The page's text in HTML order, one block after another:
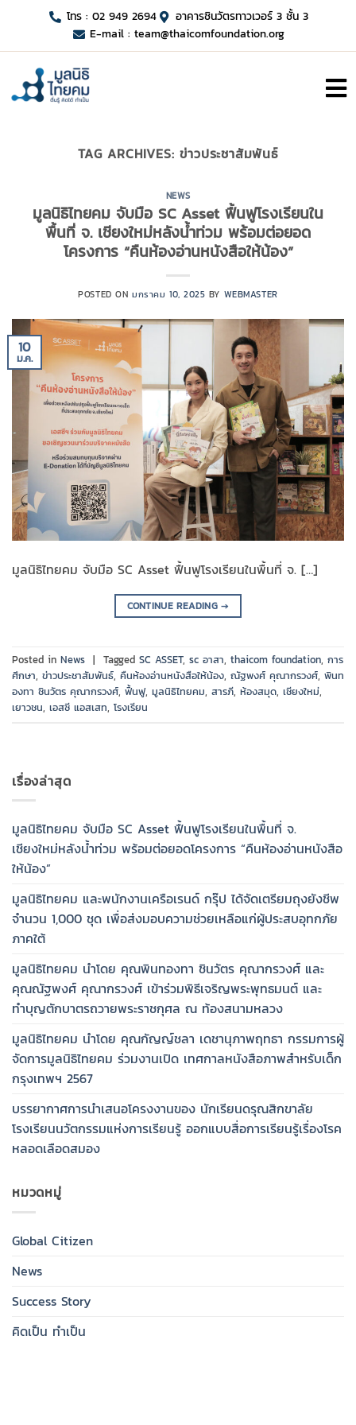
โทร : 02 949 2694
อาคารชินวัตรทาวเวอร์ 3 ชั้น 3
E-mail :team@thaicomfoundation.org
TAG ARCHIVES:ข่าวประชาสัมพันธ์
NEWS
มูลนิธิไทยคม จับมือ SC Asset ฟื้นฟูโรงเรียนใน
พื้นที่ จ. เชียงใหม่หลังน้ำท่วม พร้อมต่อยอด
โครงการ “คืนห้องอ่านหนังสือให้น้อง”
POSTED ON มกราคม 10, 2025 BY WEBMASTER
10
ม.ค.
มูลนิธิไทยคม จับมือ SC Asset ฟื้นฟูโรงเรียนในพื้นที่ จ. […]
CONTINUE READING→
Posted in News | Tagged SC ASSET, sc อาสา, thaicom foundation, การ
ศึกษา, ข่าวประชาสัมพันธ์, คืนห้องอ่านหนังสือให้น้อง, ณัฐพงศ์ คุณากรวงศ์, พินท
องทา ชินวัตร คุณากรวงศ์, ฟิ้นฟู, มูลนิธิไทยคม, สารภี, ห้องสมุด, เชียงใหม่,
เยาวชน, เอสซี แอสเสท, โรงเรียน
เรื่องล่าสุด
มูลนิธิไทยคม จับมือ SC Asset ฟื้นฟูโรงเรียนในพื้นที่ จ.
เชียงใหม่หลังน้ำท่วม พร้อมต่อยอดโครงการ “คืนห้องอ่านหนังสือ
ให้น้อง”
มูลนิธิไทยคม และพนักงานเครือเรนด์ กรุ๊ป ได้จัดเตรียมถุงยังชีพ
จำนวน 1,000 ชุด เพื่อส่งมอบความช่วยเหลือแก่ผู้ประสบอุทกภัย
ภาคใต้
มูลนิธิไทยคม นำโดย คุณพินทองทา ชินวัตร คุณากรวงศ์ และ
คุณณัฐพงศ์ คุณากรวงศ์ เข้าร่วมพิธีเจริญพระพุทธมนต์ และ
ทำบุญตักบาตรถวายพระราชกุศล ณ ท้องสนามหลวง
มูลนิธิไทยคม นำโดย คุณกัญญ์ชลา เดชานุภาพฤทธา กรรมการผู้
จัดการมูลนิธิไทยคม ร่วมงานเปิด เทศกาลหนังสือภาพสำหรับเด็ก
กรุงเทพฯ 2567
บรรยากาศการนำเสนอโครงงานของ นักเรียนดรุณสิกขาลัย
โรงเรียนนวัตกรรมแห่งการเรียนรู้ ออกแบบสื่อการเรียนรู้เรื่องโรค
หลอดเลือดสมอง
หมวดหมู่
Global Citizen
News
Success Story
คิดเป็น ทำเป็น